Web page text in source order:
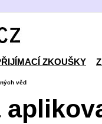
ZKOUŠKY
věd